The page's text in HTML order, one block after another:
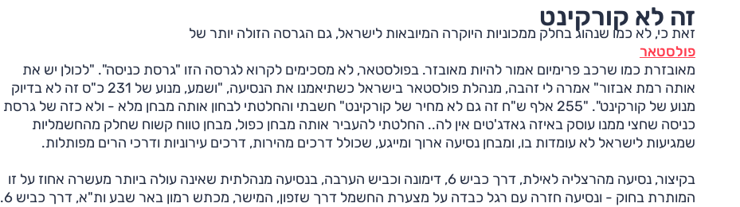
זה לא קורקינט
זאת כי, לא כמו שנהוג בחלק ממכוניות היוקרה המיובאות לישראל, גם הגרסה הזולה יותר של
פולסטאר
מאובזרת כמו שרכב פרימיום אמור להיות מאובזר. בפולסטאר, לא מסכימים לקרוא לגרסה הזו "גרסת כניסה". "לכולן יש את
אותה רמת אבזור" אמרה לי זהבה, מנהלת פולסטאר בישראל כשתיאמנו את הנסיעה, "ושמע, מנוע של 231 כ"ס זה לא בדיוק
מנוע של קורקינט". "255 אלף ש"ח זה גם לא מחיר של קורקינט" חשבתי והחלטתי לבחון אותה מבחן מלא - ולא כזה של גרסת
כניסה שחצי ממנו עוסק באיזה גאדג'טים אין לה.. החלטתי להעביר אותה מבחן כפול, מבחן טווח קשוח שחלק מהחשמליות
שמגיעות לישראל לא עומדות בו, ומבחן נסיעה ארוך ומייגע, שכולל דרכים מהירות, דרכים עירוניות ודרכי הרים מפותלות.
בקיצור, נסיעה מהרצליה לאילת, דרך כביש 6, דימונה וכביש הערבה, בנסיעה מנהלתית שאינה עולה ביותר מעשרה אחוז על זו
המותרת בחוק - ונסיעה חזרה עם רגל כבדה על מצערת החשמל דרך שזפון, המישר, מכתש רמון באר שבע ות"א, דרך כביש 6.